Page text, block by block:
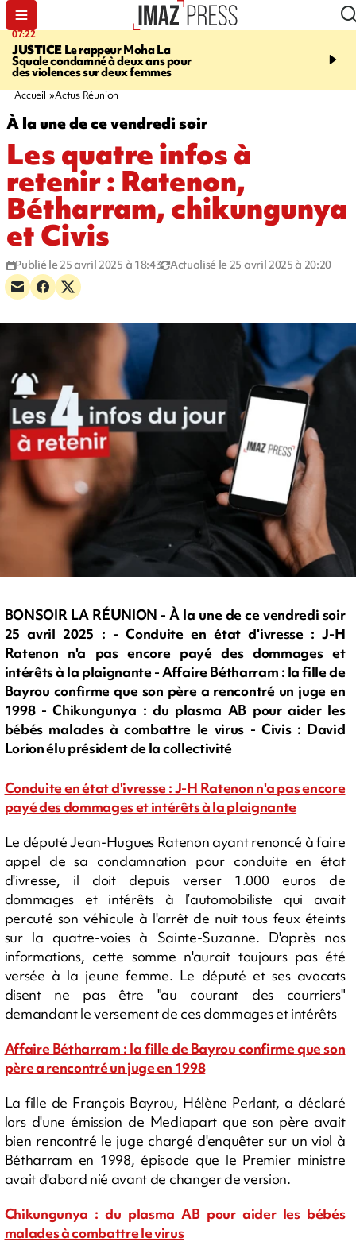
07:22
JUSTICE Le rappeur Moha La
Squale condamné à deux ans pour
des violences sur deux femmes
10:46
décède en juillet, 18
Accueil Actus Réunion
À la une de ce vendredi soir
Les quatre infos à
retenir : Ratenon,
Bétharram, chikungunya
et Civis
Publié le 25 avril 2025 à 18:43 Actualisé le 25 avril 2025 à 20:20
BONSOIR LA RÉUNION - À la une de ce vendredi soir
25 avril 2025 : - Conduite en état d'ivresse : J-H
Ratenon n'a pas encore payé des dommages et
intérêts à la plaignante - Affaire Bétharram : la fille de
Bayrou confirme que son père a rencontré un juge en
1998 - Chikungunya : du plasma AB pour aider les
bébés malades à combattre le virus - Civis : David
Lorion élu président de la collectivité
Conduite en état d'ivresse : J-H Ratenon n'a pas encore
payé des dommages et intérêts à la plaignante
Le député Jean-Hugues Ratenon ayant renoncé à faire
appel de sa condamnation pour conduite en état
d'ivresse, il doit depuis verser 1.000 euros de
dommages et intérêts à l’automobiliste qui avait
percuté son véhicule à l'arrêt de nuit tous feux éteints
sur la quatre-voies à Sainte-Suzanne. D'après nos
informations, cette somme n'aurait toujours pas été
versée à la jeune femme. Le député et ses avocats
disent ne pas être "au courant des courriers"
demandant le versement de ces dommages et intérêts
Affaire Bétharram : la fille de Bayrou confirme que son
père a rencontré un juge en 1998
La fille de François Bayrou, Hélène Perlant, a déclaré
lors d'une émission de Mediapart que son père avait
bien rencontré le juge chargé d'enquêter sur un viol à
Bétharram en 1998, épisode que le Premier ministre
avait d'abord nié avant de changer de version.
Chikungunya : du plasma AB pour aider les bébés
malades à combattre le virus